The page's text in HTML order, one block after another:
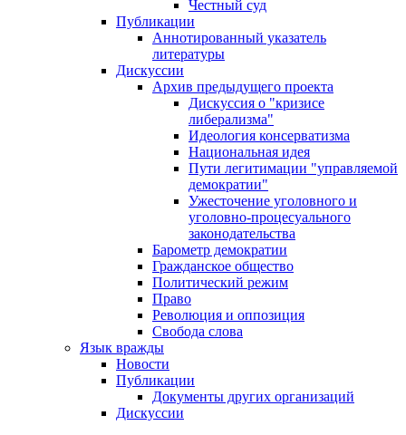
Честный суд
Публикации
Аннотированный указатель
литературы
Дискуссии
Архив предыдущего проекта
Дискуссия о "кризисе
либерализма"
Идеология консерватизма
Национальная идея
Пути легитимации "управляемой
демократии"
Ужесточение уголовного и
уголовно-процесуального
законодательства
Барометр демократии
Гражданское общество
Политический режим
Право
Революция и оппозиция
Свобода слова
Язык вражды
Новости
Публикации
Документы других организаций
Дискуссии